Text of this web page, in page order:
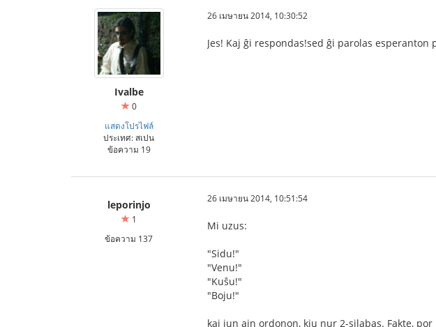
Ivalbe
0
แสดงโปรไฟล์
ประเทศ: สเปน
ข้อความ 19
26 เมษายน 2014, 10:30:52
Jes! Kaj ĝi respondas!sed ĝi parolas esperanton
leporinjo
1
ข้อความ 137
26 เมษายน 2014, 10:51:54
Mi uzus:
"Sidu!"
"Venu!"
"Kuŝu!"
"Boju!"
kaj iun ajn ordonon, kiu nur 2-silabas. Fakte,